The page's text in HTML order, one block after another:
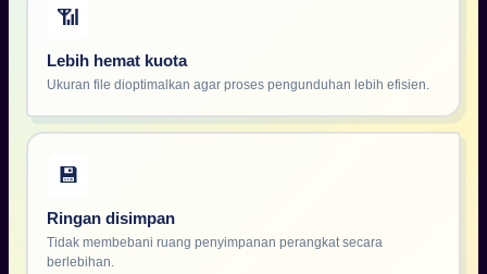
📶
Lebih hemat kuota
Ukuran file dioptimalkan agar proses pengunduhan lebih efisien.
💾
Ringan disimpan
Tidak membebani ruang penyimpanan perangkat secara
berlebihan.